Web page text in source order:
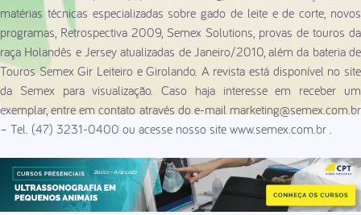
matérias técnicas especializadas sobre gado de leite e de corte, novos
programas, Retrospectiva 2009, Semex Solutions, provas de touros da
raça Holandês e Jersey atualizadas de Janeiro/2010, além da bateria de
Touros Semex Gir Leiteiro e Girolando. A revista está disponível no site
da Semex para visualização. Caso haja interesse em receber um
exemplar, entre em contato através do e-mail marketing@semex.com.br
– Tel. (47) 3231-0400 ou acesse nosso site www.semex.com.br .